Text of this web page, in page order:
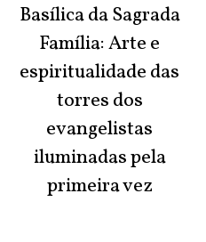
Basílica da Sagrada
Família: Arte e
espiritualidade das
torres dos
evangelistas
iluminadas pela
primeira vez